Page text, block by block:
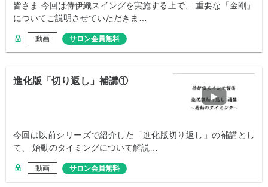
皆さま 今回は侍伊織スイングを実施する上で、 重要な「金剛」
についてご説明させていただきま…
動画 サロン会員無料
進化版「切り返し」補講①
今回は以前シリーズで紹介した「進化版切り返し」の補講とし
て、 始動のタイミングについて解説…
動画 サロン会員無料